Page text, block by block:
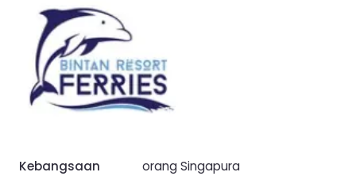
Kebangsaan
orang Singapura